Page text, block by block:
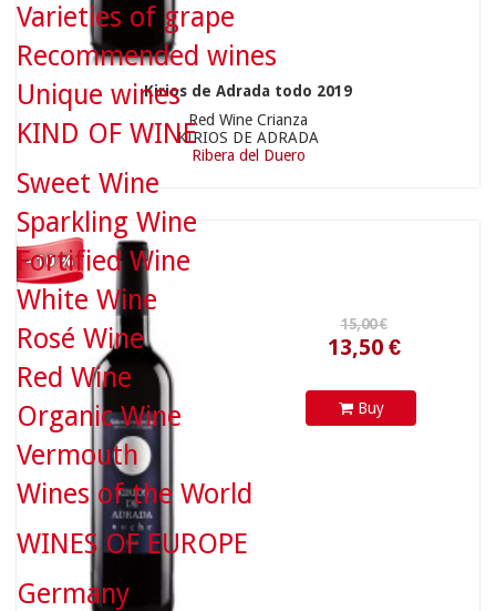
Kirios de Adrada todo 2019
Red Wine Crianza
KIRIOS DE ADRADA
Ribera del Duero
- 10 %
15,00 €
Buy
Varieties of grape
Recommended wines
Unique wines
KIND OF WINE
Sweet Wine
Sparkling Wine
Fortified Wine
White Wine
Rosé Wine
Red Wine
Organic Wine
Vermouth
Wines of the World
WINES OF EUROPE
Germany